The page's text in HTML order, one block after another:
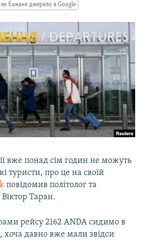
бажане джерело в Google
вже понад сім годин не можуть
туристи, про це на своїй
повідомив політолог та
Таран.
рейсу 2162 ANDA сидимо в
хоча давно вже мали звідси